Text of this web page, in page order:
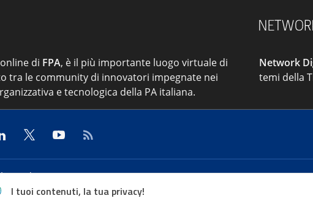
di FPA, è il più importante luogo virtuale di
tra le community di innovatori impegnate nei
e tecnologica della PA italiana.
Network
temi della
67/d – 00154 Roma
I tuoi contenuti, la tua privacy!